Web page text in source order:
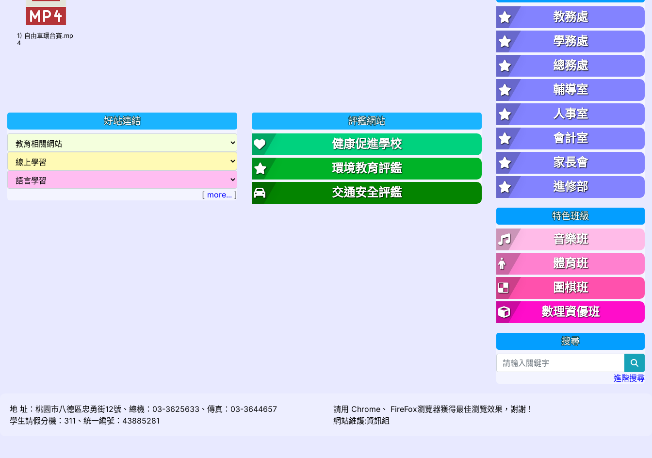
1) 自由車環台賽.mp
4
好站連結
[ more... ]
評鑑網站
健康促進學校
環境教育評鑑
交通安全評鑑
教務處
學務處
總務處
輔導室
人事室
會計室
家長會
進修部
特色班級
音樂班
體育班
圍棋班
數理資優班
搜尋
進階搜尋
地 址：桃園市八德區忠勇街12號、總機：03-3625633、傳真：03-3644657
學生請假分機：311、統一編號：43885281
請用 Chrome 、 FireFox瀏覽器獲得最佳瀏覽效果，謝謝！
網站維護:資訊組